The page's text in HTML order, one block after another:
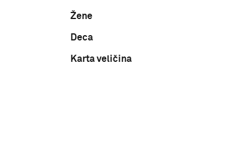
Žene
Deca
Karta veličina